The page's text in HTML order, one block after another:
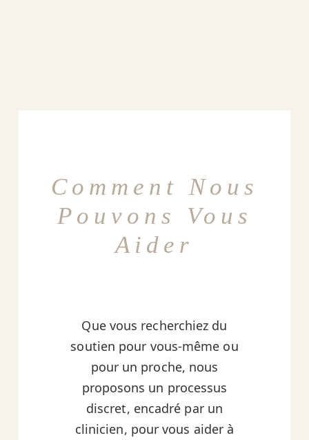
Comment Nous
Pouvons Vous
Aider
Que vous recherchiez du
soutien pour vous-même ou
pour un proche, nous
proposons un processus
discret, encadré par un
clinicien, pour vous aider à